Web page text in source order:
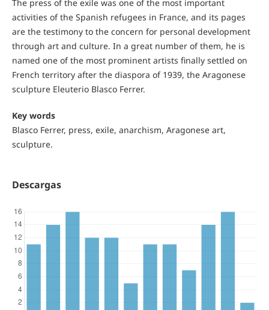
The press of the exile was one of the most important
activities of the Spanish refugees in France, and its pages
are the testimony to the concern for personal development
through art and culture. In a great number of them, he is
named one of the most prominent artists finally settled on
French territory after the diaspora of 1939, the Aragonese
sculpture Eleuterio Blasco Ferrer.
Key words
Blasco Ferrer, press, exile, anarchism, Aragonese art,
sculpture.
Descargas